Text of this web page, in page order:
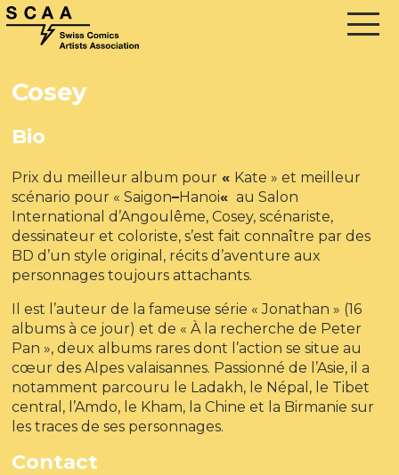
Cosey
Bio
Prix du meilleur album pour« Kate » et meilleur
scénario pour « Saigon–Hanoi« au Salon
International d’Angoulême, Cosey, scénariste,
dessinateur et coloriste, s’est fait connaître par des
BD d’un style original, récits d’aventure aux
personnages toujours attachants.
Il est l’auteur de la fameuse série « Jonathan » (16
albums à ce jour) et de « À la recherche de Peter
Pan », deux albums rares dont l’action se situe au
cœur des Alpes valaisannes. Passionné de l’Asie, il a
notamment parcouru le Ladakh, le Népal, le Tibet
central, l’Amdo, le Kham, la Chine et la Birmanie sur
les traces de ses personnages.
Contact